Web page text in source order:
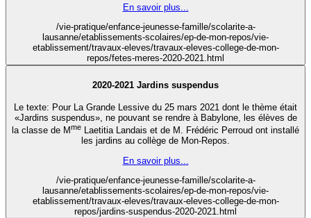
En savoir plus...
/vie-pratique/enfance-jeunesse-famille/scolarite-a-
lausanne/etablissements-scolaires/ep-de-mon-repos/vie-
etablissement/travaux-eleves/travaux-eleves-college-de-mon-
repos/fetes-meres-2020-2021.html
2020-2021 Jardins suspendus
Le texte: Pour La Grande Lessive du 25 mars 2021 dont le thème était
«Jardins suspendus», ne pouvant se rendre à Babylone, les élèves de
la classe de Mme Laetitia Landais et de M. Frédéric Perroud ont installé
les jardins au collège de Mon-Repos.
En savoir plus...
/vie-pratique/enfance-jeunesse-famille/scolarite-a-
lausanne/etablissements-scolaires/ep-de-mon-repos/vie-
etablissement/travaux-eleves/travaux-eleves-college-de-mon-
repos/jardins-suspendus-2020-2021.html